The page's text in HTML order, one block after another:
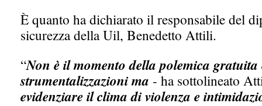
È quanto ha dichiarato il responsabile del
sicurezza della Uil, Benedetto Attili.
“Non è il momento della polemica
strumentalizzazioni ma - ha sottolineato
evidenziare il clima di violenza e